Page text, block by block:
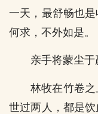
一天，最舒畅也
何求，不外如是。
亲手将蒙尘于
林牧在竹卷
世过两人，都是